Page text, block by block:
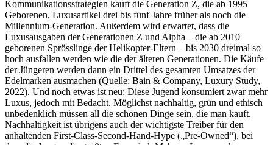
Kommunikationsstrategien kauft die Generation Z, die ab 1995
Geborenen, Luxusartikel drei bis fünf Jahre früher als noch die
Millennium-Generation. Außerdem wird erwartet, dass die
Luxusausgaben der Generationen Z und Alpha – die ab 2010
geborenen Sprösslinge der Helikopter-Eltern – bis 2030 dreimal so
hoch ausfallen werden wie die der älteren Generationen. Die Käufe
der Jüngeren werden dann ein Drittel des gesamten Umsatzes der
Edelmarken ausmachen (Quelle: Bain & Company, Luxury Study,
2022). Und noch etwas ist neu: Diese Jugend konsumiert zwar mehr
Luxus, jedoch mit Bedacht. Möglichst nachhaltig, grün und ethisch
unbedenklich müssen all die schönen Dinge sein, die man kauft.
Nachhaltigkeit ist übrigens auch der wichtigste Treiber für den
anhaltenden First-Class-Second-Hand-Hype („Pre-Owned“), bei